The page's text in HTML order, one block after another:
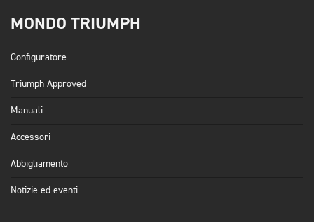
MONDO TRIUMPH
Configuratore
Triumph Approved
Manuali
Accessori
Abbigliamento
Notizie ed eventi